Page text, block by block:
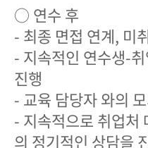
○ 연수 후
- 최종 면접 연계, 미
- 지속적인 연수생-
진행
- 교육 담당자 와의
- 지속적으로 취업처
의 정기적인 상담을